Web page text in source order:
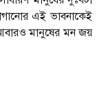
এই ভাবনাকেই
মানুষের মন জয়